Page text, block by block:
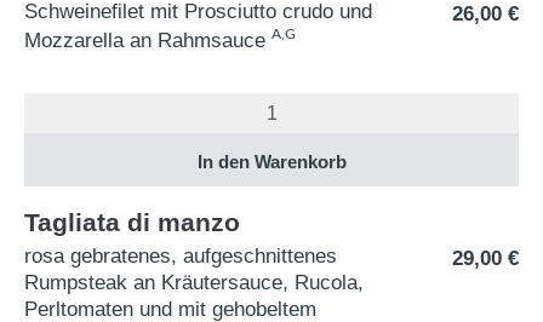
Schweinefilet mit Prosciutto crudo und
Mozzarella an Rahmsauce A,G
26,00 €
Tagliata di manzo
rosa gebratenes, aufgeschnittenes
Rumpsteak an Kräutersauce, Rucola,
Perltomaten und mit gehobeltem
29,00 €